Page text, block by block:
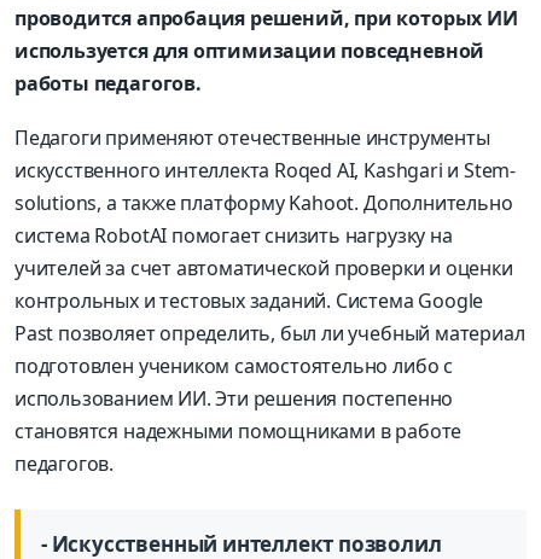
проводится апробация решений, при которых ИИ
используется для оптимизации повседневной
работы педагогов.
Педагоги применяют отечественные инструменты
искусственного интеллекта Roqed AI, Kashgari и Stem-
solutions, а также платформу Kahoot. Дополнительно
система RobotAI помогает снизить нагрузку на
учителей за счет автоматической проверки и оценки
контрольных и тестовых заданий. Система Google
Past позволяет определить, был ли учебный материал
подготовлен учеником самостоятельно либо с
использованием ИИ. Эти решения постепенно
становятся надежными помощниками в работе
педагогов.
- Искусственный интеллект позволил